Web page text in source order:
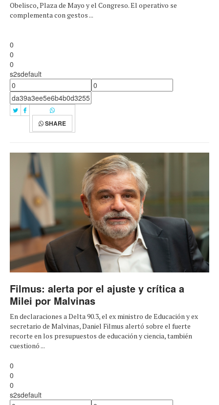
Obelisco, Plaza de Mayo y el Congreso. El operativo se
complementa con gestos ...
0
0
0
s2sdefault
SHARE
Filmus: alerta por el ajuste y crítica a
Milei por Malvinas
En declaraciones a Delta 90.3, el ex ministro de Educación y ex
secretario de Malvinas, Daniel Filmus alertó sobre el fuerte
recorte en los presupuestos de educación y ciencia, también
cuestionó ...
0
0
0
s2sdefault